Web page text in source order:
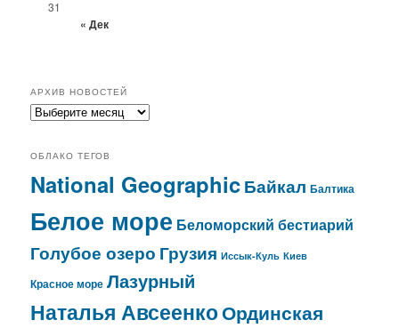
31
« Дек
АРХИВ НОВОСТЕЙ
архив
ОБЛАКО ТЕГОВ
National GeographicБайкал Балтика
Белое море Беломорский бестиарий
Голубое озеро Грузия Иссык-Куль Киев
Красное море Лазурный
Наталья АвсеенкоОрдинская